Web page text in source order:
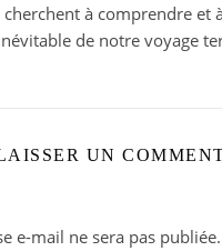
cherchent à comprendre et
de notre voyage
UN
e-mail ne sera pas publiée.